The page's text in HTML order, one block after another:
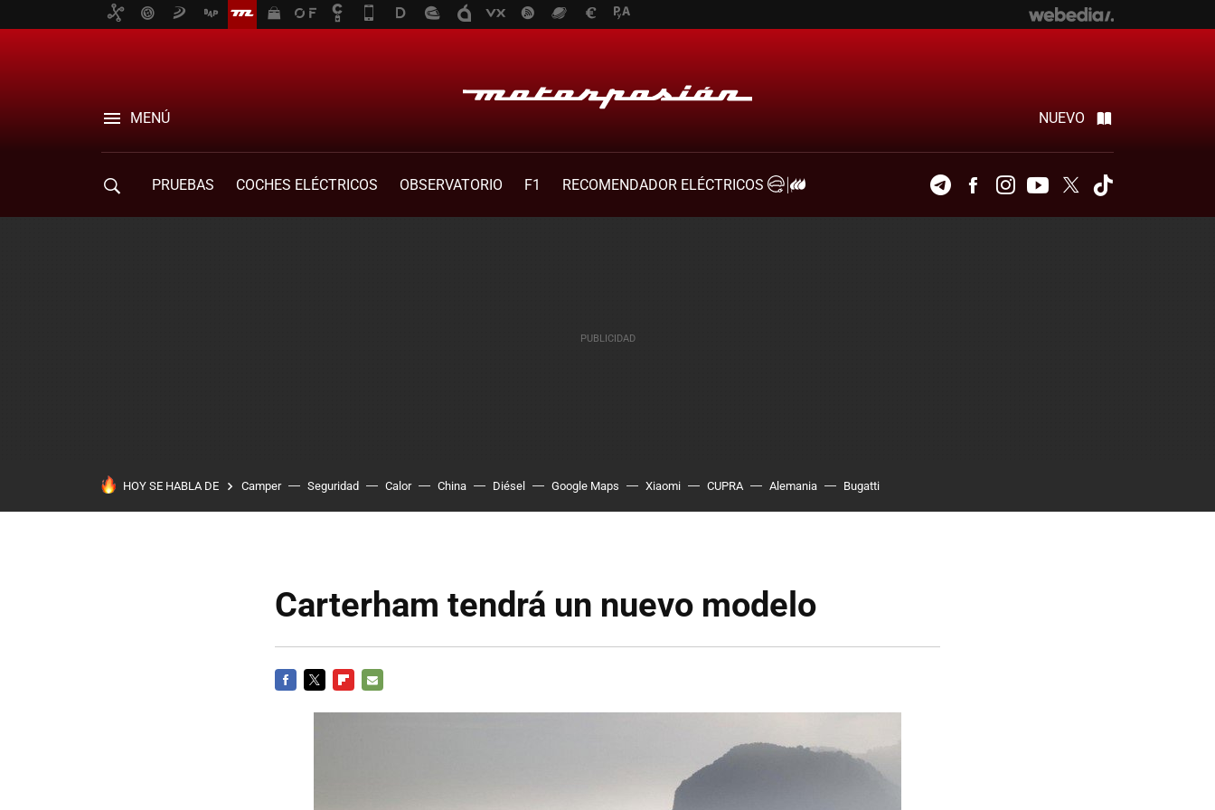
MENÚ NUEVO
PRUEBAS COCHES ELÉCTRICOS OBSERVATORIO F1
RECOMENDADOR ELÉCTRICOS
TelegramFacebookInstagramYoutubeTwitter
HOY SE HABLA DE Camper Seguridad Calor China Diésel Google Maps Xiaomi CUPRA Alemania Bugatti
Carterham tendrá un nuevo modelo